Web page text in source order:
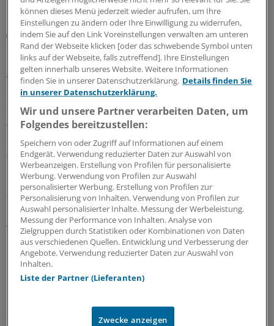
MEHR ZUM THEMA
Impfschutz erleichtern
In Thüringen jetzt Schutzimpfung im
Gesundheitsamt möglich
Vor allem Menschen ohne festen Hausarzt sollen nun
auch in Thüringen niedrigschwellige Impfangebote über
den Öffentlichen Gesundheitsdienst bekommen. Die
gesetzlichen Krankenkassen übernehmen die
Sachkosten.
03.08.2026
Saisonale Krankheitsausbrüche
Hessen arbeitet an Prognose-Tool für
Ausbreitung von Atemwegserkrankungen
Niedergelassene Ärztinnen und Ärzte,
Gesundheitsämter und Krankenhäuser in Hessen sollen
mithilfe eines neu entwickelten Tools frühzeitig über ein
hohes Aufkommen saisonaler Krankheitsausbrüche
können dieses Menü jederzeit wieder aufrufen, um Ihre
Einstellungen zu ändern oder Ihre Einwilligung zu widerrufen,
indem Sie auf den Link Voreinstellungen verwalten am unteren
Rand der Webseite klicken [oder das schwebende Symbol unten
links auf der Webseite, falls zutreffend]. Ihre Einstellungen
gelten innerhalb unseres Website. Weitere Informationen
finden Sie in unserer Datenschutzerklärung. Details finden Sie
in unserer Datenschutzerklärung.
Wir und unsere Partner verarbeiten Daten, um
Folgendes bereitzustellen:
Speichern von oder Zugriff auf Informationen auf einem
Endgerät. Verwendung reduzierter Daten zur Auswahl von
Werbeanzeigen. Erstellung von Profilen für personalisierte
Werbung. Verwendung von Profilen zur Auswahl
personalisierter Werbung. Erstellung von Profilen zur
Personalisierung von Inhalten. Verwendung von Profilen zur
Auswahl personalisierter Inhalte. Messung der Werbeleistung.
Messung der Performance von Inhalten. Analyse von
Zielgruppen durch Statistiken oder Kombinationen von Daten
aus verschiedenen Quellen. Entwicklung und Verbesserung der
Angebote. Verwendung reduzierter Daten zur Auswahl von
Inhalten.
Liste der Partner (Lieferanten)
Zwecke anzeigen